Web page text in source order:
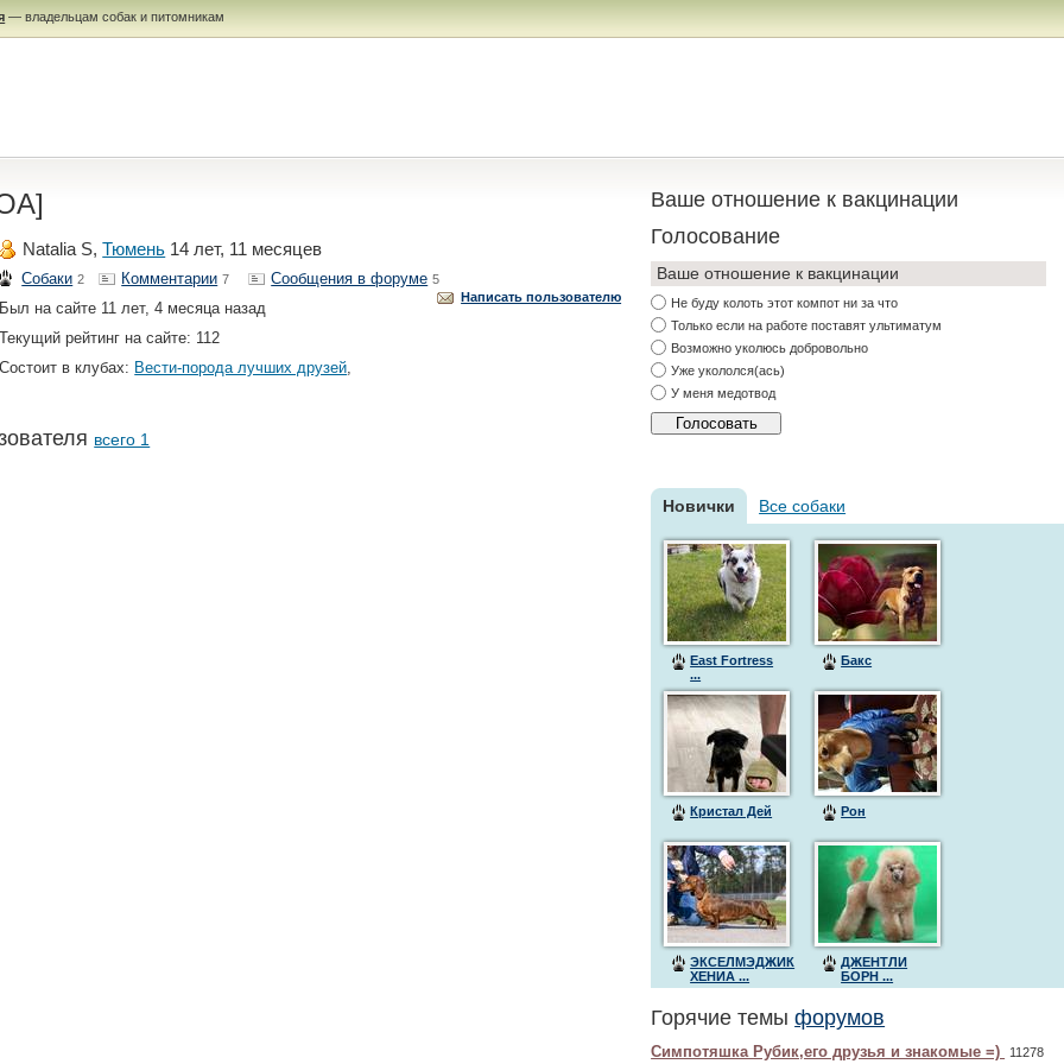
— владельцам собак и питомникам
Natalia S,Тюмень 14 лет, 11 месяцев
Собаки 2 Комментарии 7 Сообщения в форуме 5
Написать пользователю
Был на сайте 11 лет, 4 месяца назад
Текущий рейтинг на сайте: 112
Состоит в клубах: Вести-порода лучших друзей,
всего 1
Ваше отношение к вакцинации
Голосование
Ваше отношение к вакцинации
Не буду колоть этот компот ни за что
Только если на работе поставят ультиматум
Возможно уколюсь добровольно
Уже укололся(ась)
У меня медотвод
Новички Все собаки
East Fortress
...
Бакс
Кристал Дей Рон
ЭКСЕЛМЭДЖИК
ХЕНИА ...
ДЖЕНТЛИ
БОРН ...
Горячие темыфорумов
Симпотяшка Рубик,его друзья и знакомые =) 11278